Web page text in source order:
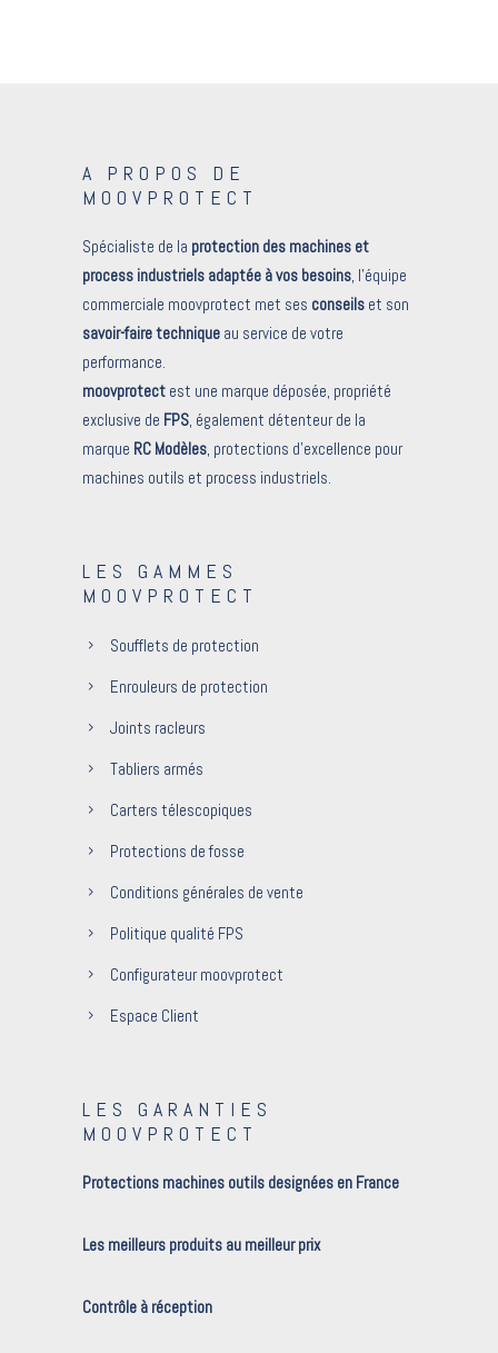
A PROPOS DE
MOOVPROTECT
Spécialiste de la protection des machines et
process industriels adaptée à vos besoins, l’équipe
commerciale moovprotect met ses conseils et son
savoir-faire technique au service de votre
performance.
moovprotect est une marque déposée, propriété
exclusive de FPS, également détenteur de la
marque RC Modèles, protections d’excellence pour
machines outils et process industriels.
LES GAMMES
MOOVPROTECT
Soufflets de protection
Enrouleurs de protection
Joints racleurs
Tabliers armés
Carters télescopiques
Protections de fosse
Conditions générales de vente
Politique qualité FPS
Configurateur moovprotect
Espace Client
LES GARANTIES
MOOVPROTECT
Protections machines outils designées en France
Les meilleurs produits au meilleur prix
Contrôle à réception